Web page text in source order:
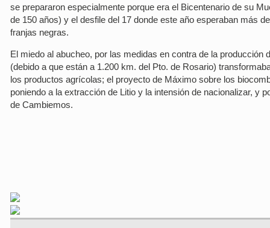
se prepararon especialmente porque era el Bicentenario de su
de 150 años) y el desfile del 17 donde este año esperaban más
franjas negras.
El miedo al abucheo, por las medidas en contra de la
(debido a que están a 1.200 km. del Pto. de Rosario)
los productos agrícolas; el proyecto de Máximo sobre los
poniendo a la extracción de Litio y la intensión de nacionalizar, y
de Cambiemos.